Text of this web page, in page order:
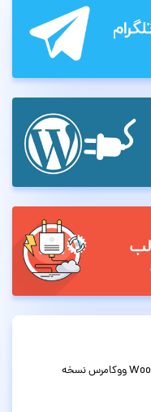
قالب فروشگاهی چندمنظوره وودمارت WoodMart ووکامرس نسخه